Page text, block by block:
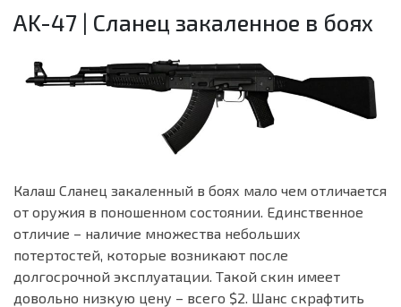
AK-47 | Сланец закаленное в боях
Калаш Сланец закаленный в боях мало чем отличается
от оружия в поношенном состоянии. Единственное
отличие – наличие множества небольших
потертостей, которые возникают после
долгосрочной эксплуатации. Такой скин имеет
довольно низкую цену – всего $2. Шанс скрафтить